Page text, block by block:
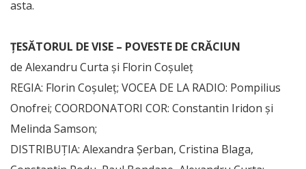
asta.
ŢESĂTORUL DE VISE – POVESTE DE CRĂCIUN
de Alexandru Curta şi Florin Coşuleţ
REGIA: Florin Coşuleţ; VOCEA DE LA RADIO: Pompilius
Onofrei; COORDONATORI COR: Constantin Iridon şi
Melinda Samson;
DISTRIBUŢIA: Alexandra Şerban, Cristina Blaga,